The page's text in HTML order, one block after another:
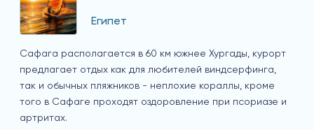
Египет
Сафага располагается в 60 км южнее Хургады, курорт
предлагает отдых как для любителей виндсерфинга,
так и обычных пляжников - неплохие кораллы, кроме
того в Сафаге проходят оздоровление при псориазе и
артритах.